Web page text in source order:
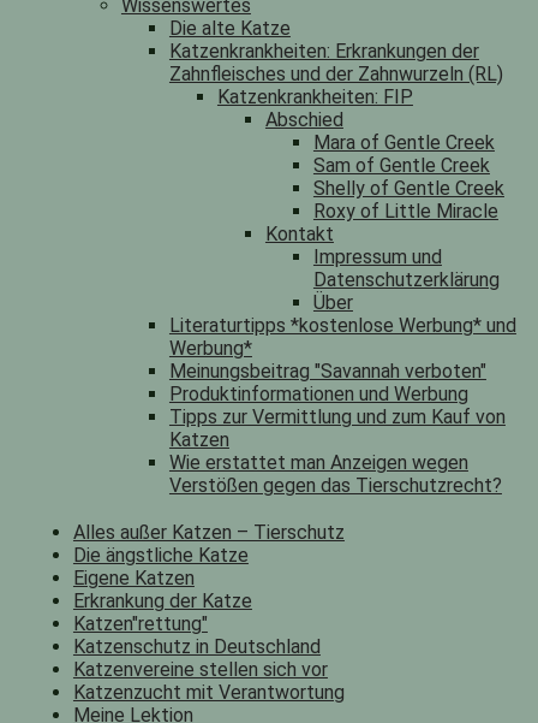
Wissenswertes
Die alte Katze
Katzenkrankheiten: Erkrankungen der
Zahnfleisches und der Zahnwurzeln (RL)
Katzenkrankheiten: FIP
Abschied
Mara of Gentle Creek
Sam of Gentle Creek
Shelly of Gentle Creek
Roxy of Little Miracle
Kontakt
Impressum und
Datenschutzerklärung
Über
Literaturtipps *kostenlose Werbung* und
Werbung*
Meinungsbeitrag "Savannah verboten"
Produktinformationen und Werbung
Tipps zur Vermittlung und zum Kauf von
Katzen
Wie erstattet man Anzeigen wegen
Verstößen gegen das Tierschutzrecht?
Alles außer Katzen – Tierschutz
Die ängstliche Katze
Eigene Katzen
Erkrankung der Katze
Katzen"rettung"
Katzenschutz in Deutschland
Katzenvereine stellen sich vor
Katzenzucht mit Verantwortung
Meine Lektion